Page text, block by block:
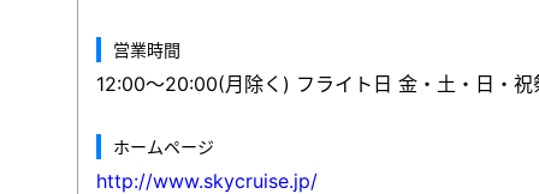
営業時間
12:00～20:00(月除く) フライト日 金・土・日・祝
ホームページ
http://www.skycruise.jp/